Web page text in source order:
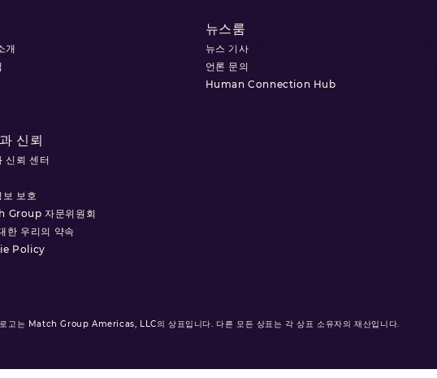
소개 뉴스룸
개
뉴스룸
뉴스 기사
언론 문의
Human Connection Hub
신뢰
신뢰 센터
보 보호
Group 자문위원회
한 우리의 약속
Policy
고는 Match Group Americas, LLC의 상표입니다. 다른 모든 상표는 각 상표 소유자의 재산입니다.